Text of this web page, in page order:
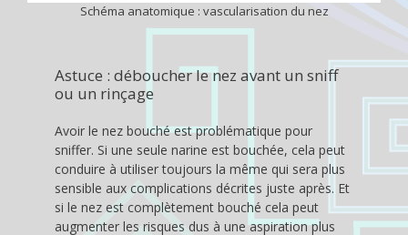
Schéma anatomique : vascularisation du nez
Astuce : déboucher le nez avant un sniff
ou un rinçage
Avoir le nez bouché est problématique pour
sniffer. Si une seule narine est bouchée, cela peut
conduire à utiliser toujours la même qui sera plus
sensible aux complications décrites juste après. Et
si le nez est complètement bouché cela peut
augmenter les risques dus à une aspiration plus